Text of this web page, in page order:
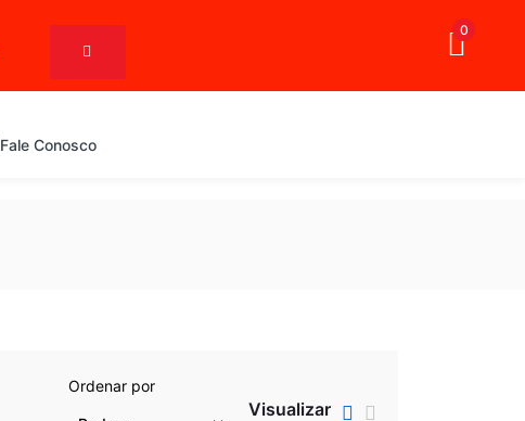
0
Fale Conosco
Ordenar por
Visualizar